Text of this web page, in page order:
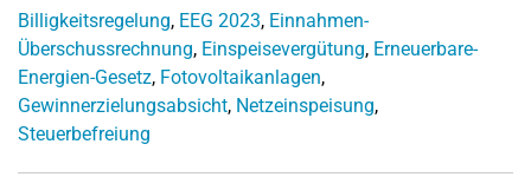
Billigkeitsregelung, EEG 2023, Einnahmen-
Überschussrechnung, Einspeisevergütung, Erneuerbare-
Energien-Gesetz, Fotovoltaikanlagen,
Gewinnerzielungsabsicht, Netzeinspeisung,
Steuerbefreiung